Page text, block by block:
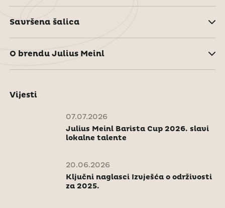
Savršena šalica
O brendu Julius Meinl
Vijesti
07.07.2026
Julius Meinl Barista Cup 2026. slavi
lokalne talente
20.06.2026
Ključni naglasci Izvješća o održivosti
za 2025.